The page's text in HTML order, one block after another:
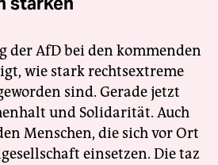
der AfD bei den kommenden
wie stark rechtsextreme
sind. Gerade jetzt
und Solidarität. Auch
Menschen, die sich vor Ort
einsetzen. Die taz